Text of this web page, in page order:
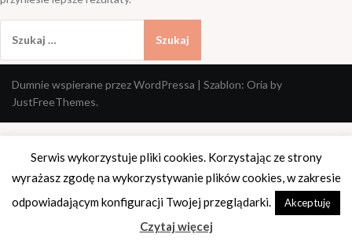
Dumnie wspierane przez WordPressa | Szablon: Oria by
JustFreeThemes.
Serwis wykorzystuje pliki cookies. Korzystając ze strony
wyrażasz zgodę na wykorzystywanie plików cookies, w zakresie
odpowiadającym konfiguracji Twojej przeglądarki.
Akceptuję
Czytaj więcej